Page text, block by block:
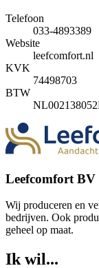
Telefoon
033-4893389
Website
leefcomfort.nl
KVK
74498703
BTW
Leefcomfort BV
Wij produceren en
bedrijven. Ook
geheel op maat.
Ik wil...